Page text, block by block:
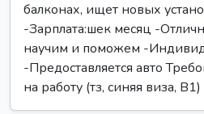
балконах, ищет новых
-Зарплата:шек месяц -
научим и поможем -
-Предоставляется авто
на работу (тз, синяя виза, В1)